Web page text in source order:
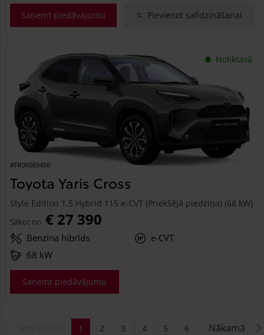
Saņemt piedāvājumu Pievienot salīdzināšanai
Noliktavā
#FR36089450
Toyota Yaris Cross
Style Edition 1.5 Hybrid 115 e-CVT (Priekšējā piedziņa) (68 kW)
Sākot no € 27 390
Benzīna hibrīds
e-CVT
68 kW
Saņemt piedāvājumu
Nākamā
1 2 3 4 5
6